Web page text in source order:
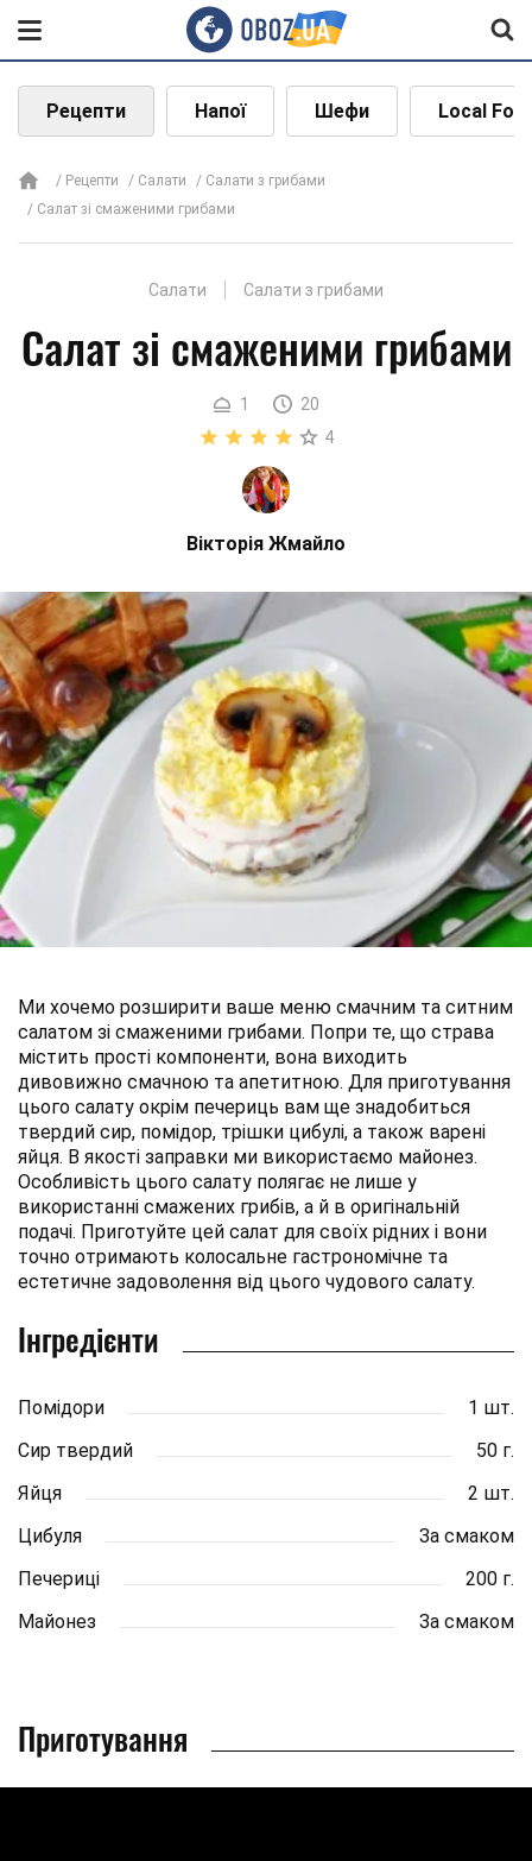
Рецепти Напої Шефи Local
Рецепти Салати
Салати з грибами
Салат зі смаженими грибами
Салати Салати з грибами
Салат зі смаженими грибами
1
20
4
Вікторія Жмайло
Ми хочемо розширити ваше меню смачним та ситним
салатом зі смаженими грибами. Попри те, що страва
містить прості компоненти, вона виходить
дивовижно смачною та апетитною. Для приготування
цього салату окрім печериць вам ще знадобиться
твердий сир, помідор, трішки цибулі, а також варені
яйця. В якості заправки ми використаємо майонез.
Особливість цього салату полягає не лише у
використанні смажених грибів, а й в оригінальній
подачі. Приготуйте цей салат для своїх рідних і вони
точно отримають колосальне гастрономічне та
естетичне задоволення від цього чудового салату.
Інгредієнти
Помідори
1 шт.
Сир твердий
50 г.
Яйця
2 шт.
Цибуля
За смаком
Печериці
200 г.
Майонез
За смаком
Приготування